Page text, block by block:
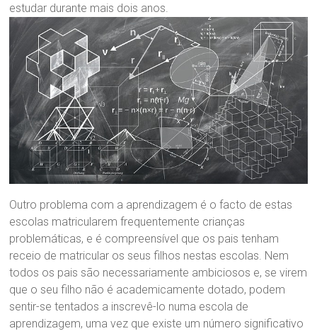
estudar durante mais dois anos.
Outro problema com a aprendizagem é o facto de estas
escolas matricularem frequentemente crianças
problemáticas, e é compreensível que os pais tenham
receio de matricular os seus filhos nestas escolas. Nem
todos os pais são necessariamente ambiciosos e, se virem
que o seu filho não é academicamente dotado, podem
sentir-se tentados a inscrevê-lo numa escola de
aprendizagem, uma vez que existe um número significativo